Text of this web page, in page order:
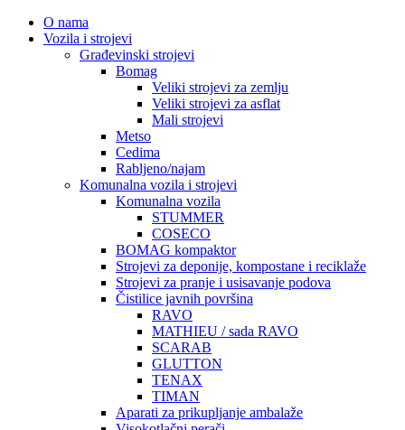
O nama
Vozila i strojevi
Građevinski strojevi
Bomag
Veliki strojevi za zemlju
Veliki strojevi za asflat
Mali strojevi
Metso
Cedima
Rabljeno/najam
Komunalna vozila i strojevi
Komunalna vozila
STUMMER
COSECO
BOMAG kompaktor
Strojevi za deponije, kompostane i reciklaže
Strojevi za pranje i usisavanje podova
Čistilice javnih površina
RAVO
MATHIEU / sada RAVO
SCARAB
GLUTTON
TENAX
TIMAN
Aparati za prikupljanje ambalaže